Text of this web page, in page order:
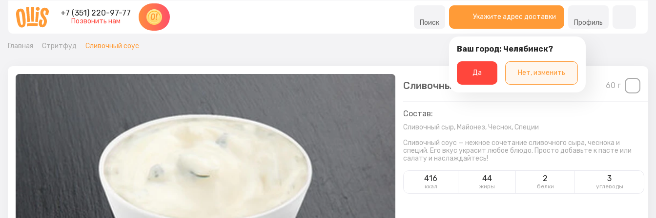
+7 (351) 220-97-77
Позвонить нам Поиск
Укажите адрес доставки
Ваш город: Челябинск?
Да Нет, изменить
Профиль
Главная Стритфуд Сливочный соус
Сливочный соус 60 г
Состав:
Сливочный сыр, Майонез, Чеснок, Специи
Сливочный соус — нежное сочетание сливочного сыра, чеснока и
специй. Его вкус украсит любое блюдо. Просто добавьте к пасте или
салату и наслаждайтесь!
416
ккал
44
жиры
2
белки
3
углеводы